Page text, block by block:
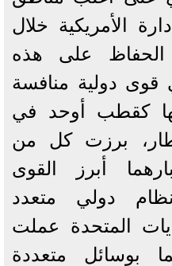
الأمريكية خلال
الحفاظ على هذه
قوى دولية منافسة
كقطب أوحد في
برزت كل من
أبرز القوى
دولي متعدد
المتحدة عملت
بوسائل متعددة